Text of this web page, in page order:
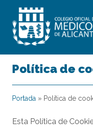
Política de
Portada » Política de
Esta Política de